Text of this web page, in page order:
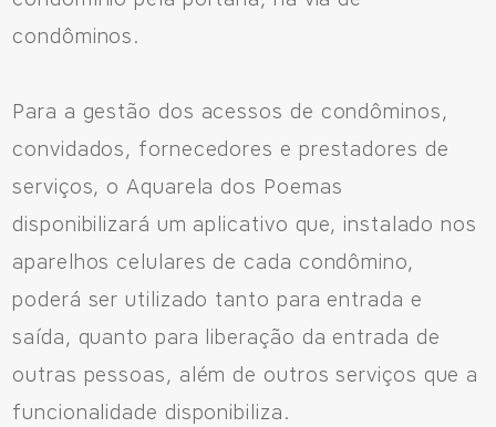
condôminos.
Para a gestão dos acessos de condôminos,
convidados, fornecedores e prestadores de
serviços, o Aquarela dos Poemas
disponibilizará um aplicativo que, instalado nos
aparelhos celulares de cada condômino,
poderá ser utilizado tanto para entrada e
saída, quanto para liberação da entrada de
outras pessoas, além de outros serviços que a
funcionalidade disponibiliza.